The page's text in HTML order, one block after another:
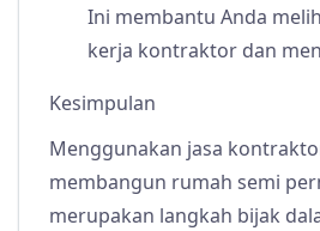
Ini membantu Anda
kerja kontraktor dan
Kesimpulan
Menggunakan jasa
membangun rumah semi
merupakan langkah bijak